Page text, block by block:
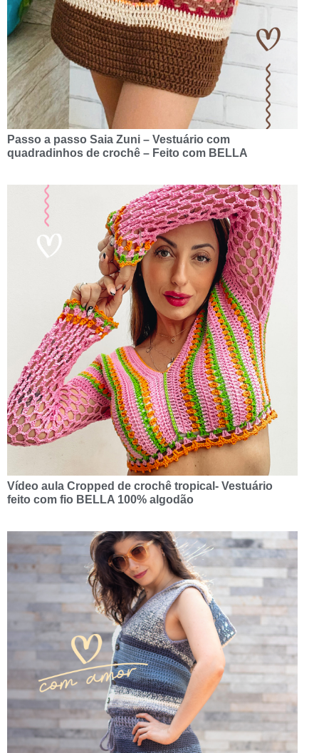
Passo a passo Saia Zuni – Vestuário com
quadradinhos de crochê – Feito com BELLA
Vídeo aula Cropped de crochê tropical- Vestuário
feito com fio BELLA 100% algodão